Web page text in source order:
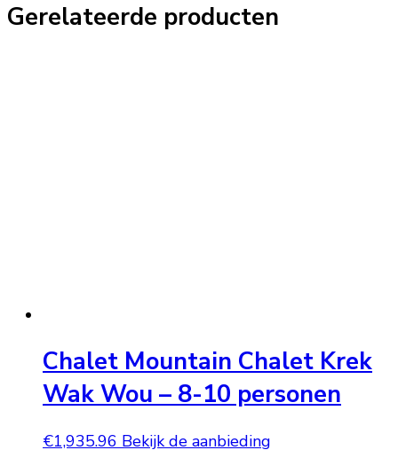
Gerelateerde producten
Chalet Mountain Chalet Krek
Wak Wou – 8-10 personen
€1,935.96 Bekijk de aanbieding